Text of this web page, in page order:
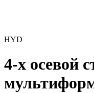
HYD
4-х осевой